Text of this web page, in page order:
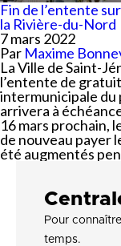
Fin de l’entente
la Rivière-du-Nord
7 mars 2022
Par Maxime
La Ville de Saint-
l’entente de
intermunicipale du
arrivera à
16 mars prochain,
de nouveau payer
été augmentés
Pour
temps.